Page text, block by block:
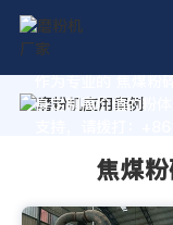
作为专业的 焦煤粉
身定制高价值的粉
焦煤